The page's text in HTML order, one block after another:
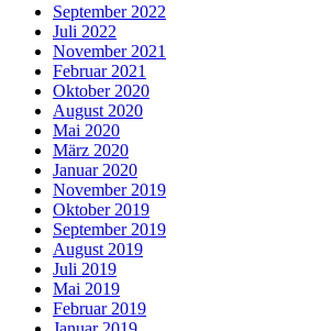
September 2022
Juli 2022
November 2021
Februar 2021
Oktober 2020
August 2020
Mai 2020
März 2020
Januar 2020
November 2019
Oktober 2019
September 2019
August 2019
Juli 2019
Mai 2019
Februar 2019